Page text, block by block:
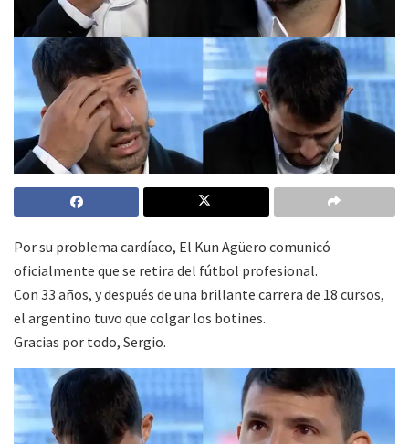
Por su problema cardíaco, El Kun Agüero comunicó
oficialmente que se retira del fútbol profesional.
Con 33 años, y después de una brillante carrera de 18 cursos,
el argentino tuvo que colgar los botines.
Gracias por todo, Sergio.